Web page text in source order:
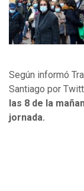
Según informó
Santiago por
las 8 de la
jornada.